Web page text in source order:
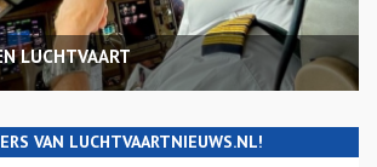
LUCHTVAART
VAN LUCHTVAARTNIEUWS.NL!